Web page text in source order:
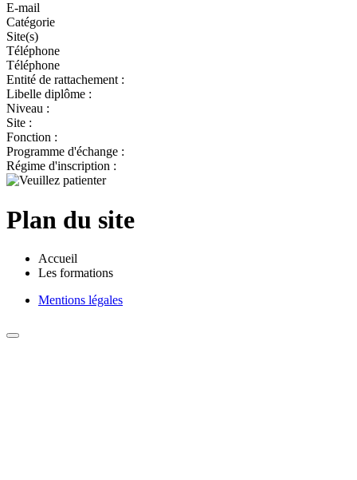
E-mail
Catégorie
Site(s)
Téléphone
Téléphone
Entité de rattachement :
Libelle diplôme :
Niveau :
Site :
Fonction :
Programme d'échange :
Régime d'inscription :
Plan du site
Accueil
Les formations
Mentions légales